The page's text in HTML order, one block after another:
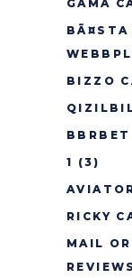
GAMA
BÃ¤STA
BIZZO
BBRBET
1 (3)
RICKY
MAIL
REVIEWS